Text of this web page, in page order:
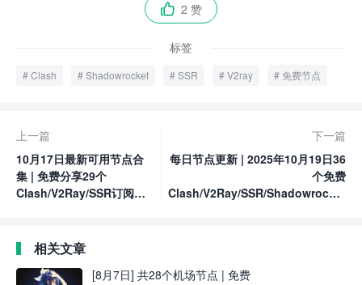
 2 赞
标签
Clash Shadowrocket SSR V2ray 免费节点
上一篇
10月17日最新可用节点合
集 | 免费分享29个
Clash/V2Ray/SSR订阅链
下一篇
每日节点更新 | 2025年10月19日36
个免费
Clash/V2Ray/SSR/Shadowrocket
相关文章
[8月7日] 共28个机场节点 | 免费